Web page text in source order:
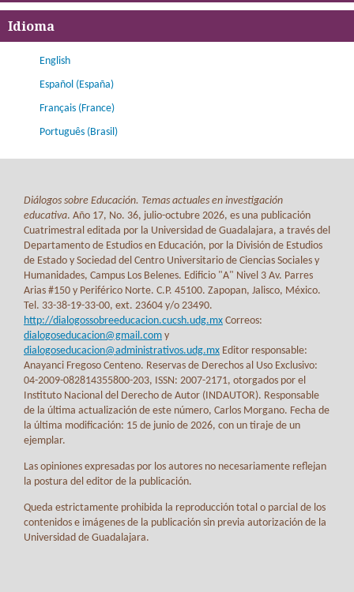
Idioma
English
Español (España)
Français (France)
Português (Brasil)
Diálogos sobre Educación. Temas actuales en investigación
educativa. Año 17, No. 36, julio-octubre 2026, es una publicación
Cuatrimestral editada por la Universidad de Guadalajara, a través del
Departamento de Estudios en Educación, por la División de Estudios
de Estado y Sociedad del Centro Universitario de Ciencias Sociales y
Humanidades, Campus Los Belenes. Edificio "A" Nivel 3 Av. Parres
Arias #150 y Periférico Norte. C.P. 45100. Zapopan, Jalisco, México.
Tel. 33-38-19-33-00, ext. 23604 y/o 23490.
http://dialogossobreeducacion.cucsh.udg.mx Correos:
dialogoseducacion@gmail.com y
dialogoseducacion@administrativos.udg.mx Editor responsable:
Anayanci Fregoso Centeno. Reservas de Derechos al Uso Exclusivo:
04-2009-082814355800-203, ISSN: 2007-2171, otorgados por el
Instituto Nacional del Derecho de Autor (INDAUTOR). Responsable
de la última actualización de este número, Carlos Morgano. Fecha de
la última modificación: 15 de junio de 2026, con un tiraje de un
ejemplar.
Las opiniones expresadas por los autores no necesariamente reflejan
la postura del editor de la publicación.
Queda estrictamente prohibida la reproducción total o parcial de los
contenidos e imágenes de la publicación sin previa autorización de la
Universidad de Guadalajara.